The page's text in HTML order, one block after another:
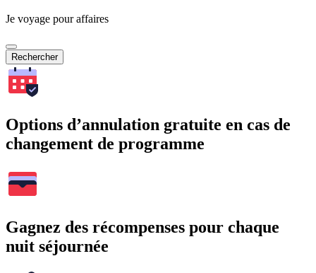
Je voyage pour affaires
Rechercher
Options d’annulation gratuite en cas de
changement de programme
Gagnez des récompenses pour chaque
nuit séjournée